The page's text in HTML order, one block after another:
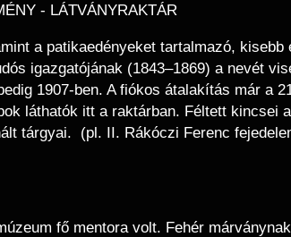
- LÁTVÁNYRAKTÁR
a patikaedényeket tartalmazó,
igazgatójának (1843–1869) a nevét
1907-ben. A fiókos átalakítás már a
láthatók itt a raktárban. Féltett kincsei
tárgyai. (pl. II. Rákóczi Ferenc
fő mentora volt. Fehér